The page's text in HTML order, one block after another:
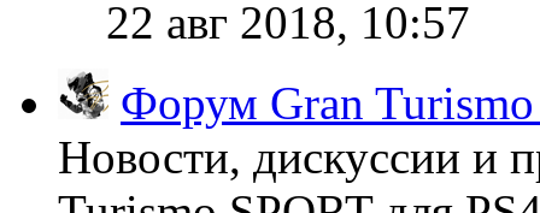
22 авг 2018, 10:57
Форум Gran Turismo
Новости, дискуссии и